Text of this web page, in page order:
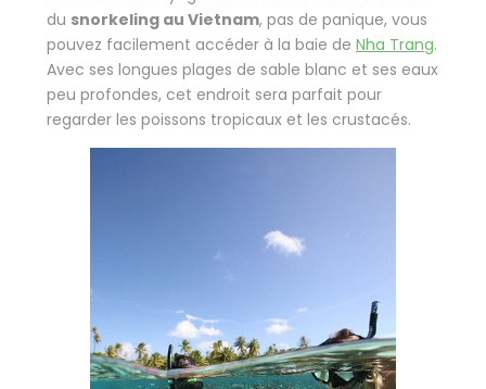
du snorkeling au Vietnam, pas de panique, vous
pouvez facilement accéder à la baie de Nha Trang.
Avec ses longues plages de sable blanc et ses eaux
peu profondes, cet endroit sera parfait pour
regarder les poissons tropicaux et les crustacés.